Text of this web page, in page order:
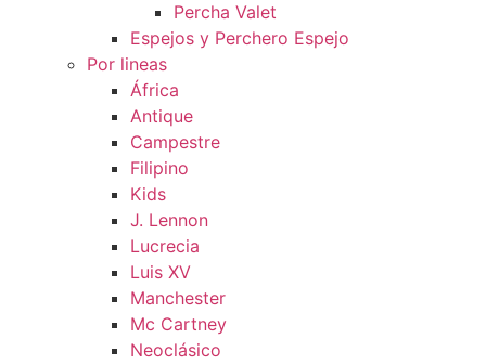
Percha Valet
Espejos y Perchero Espejo
Por lineas
África
Antique
Campestre
Filipino
Kids
J. Lennon
Lucrecia
Luis XV
Manchester
Mc Cartney
Neoclásico